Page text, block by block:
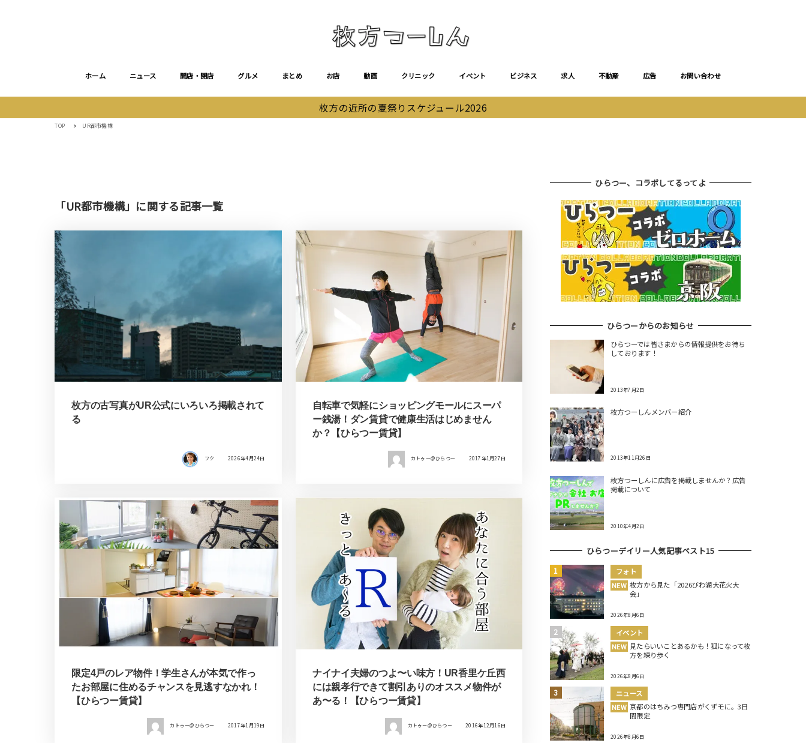
ホーム ニュース 開店・閉店 グルメ まとめ お店 動画 クリニック イベント ビジネス 求人 不動産 広告 お問い合わせ
枚方の近所の夏祭りスケジュール2026
TOP UR都市機構
「UR都市機構」に関する記事一覧
枚方の古写真がUR公式にいろいろ掲載されて
る
フク 2026年4月24日
自転車で気軽にショッピングモールにスーパ
ー銭湯！ダン賃貸で健康生活はじめません
か？【ひらつー賃貸】
カトゥー＠ひらつー 2017年1月27日
限定4戸のレア物件！学生さんが本気で作っ
たお部屋に住めるチャンスを見逃すなかれ！
【ひらつー賃貸】
カトゥー＠ひらつー 2017年1月19日
ナイナイ夫婦のつよ〜い味方！UR香里ケ丘西
には親孝行できて割引ありのオススメ物件が
あ〜る！【ひらつー賃貸】
カトゥー＠ひらつー 2016年12月16日
ひらつー、コラボしてるってよ
ひらつーからのお知らせ
ひらつーでは皆さまからの情報提供をお待ち
しております！
2013年7月2日
枚方つーしんメンバー紹介
2013年11月26日
枚方つーしんに広告を掲載しませんか？広告
掲載について
2010年4月2日
ひらつーデイリー人気記事ベスト15
フォト
NEW 枚方から見た「2026びわ湖大花火大
会」
2026年8月6日
イベント
NEW 見たらいいことあるかも！狐になって枚
方を練り歩く
2026年8月6日
ニュース
NEW 京都のはちみつ専門店がくずモに。3日
間限定
2026年8月6日